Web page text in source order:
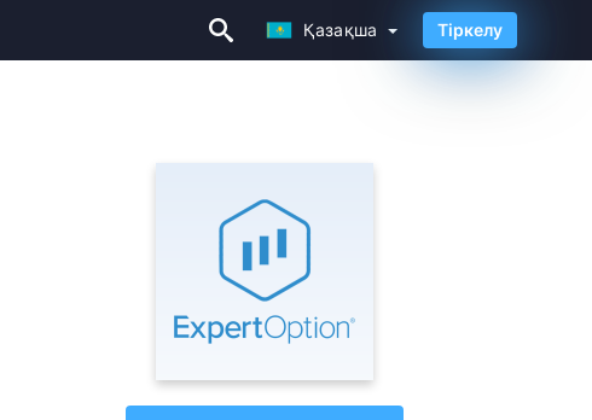
Қазақша
Қазақша Тіркелу